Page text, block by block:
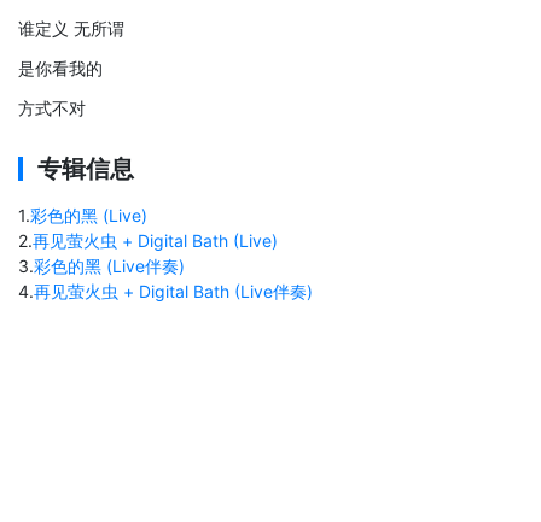
谁定义 无所谓
是你看我的
方式不对
专辑信息
1.彩色的黑 (Live)
2.再见萤火虫 + Digital Bath (Live)
3.彩色的黑 (Live伴奏)
4.再见萤火虫 + Digital Bath (Live伴奏)